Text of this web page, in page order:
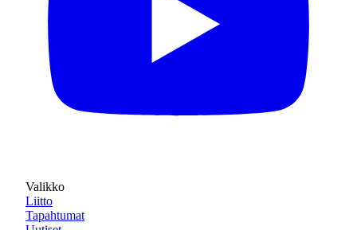
Valikko
Liitto
Tapahtumat